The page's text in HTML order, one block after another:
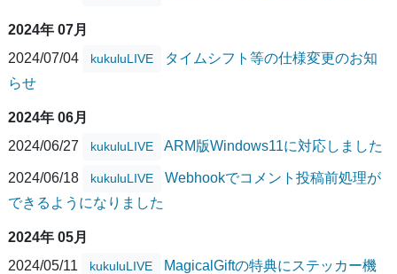
2024年 07月
2024/07/04
kukuluLIVE
タイムシフト等の仕様変更のお知
らせ
2024年 06月
2024/06/27
kukuluLIVE ARM版Windows11に対応しました
2024/06/18 kukuluLIVE
Webhookでコメント投稿前処理が
できるようになりました
2024年 05月
2024/05/11
kukuluLIVE
MagicalGiftの特典にステッカー機